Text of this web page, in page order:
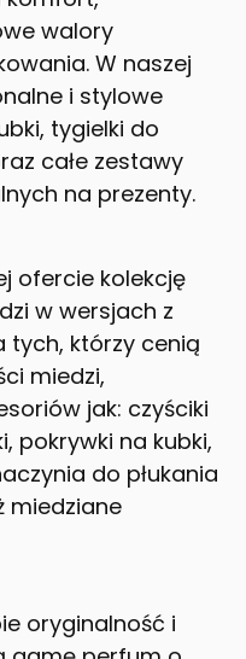
walory
W naszej
i stylowe
tygielki do
całe zestawy
na prezenty.
ofercie kolekcję
w wersjach z
tych, którzy cenią
miedzi,
jak: czyściki
pokrywki na kubki,
do płukania
miedziane
oryginalność i